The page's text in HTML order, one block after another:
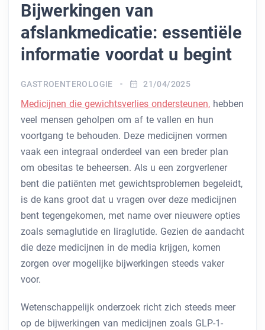
Bijwerkingen van
afslankmedicatie: essentiële
informatie voordat u begint
GASTROENTEROLOGIE 21/04/2025
Medicijnen die gewichtsverlies ondersteunen, hebben
veel mensen geholpen om af te vallen en hun
voortgang te behouden. Deze medicijnen vormen
vaak een integraal onderdeel van een breder plan
om obesitas te beheersen. Als u een zorgverlener
bent die patiënten met gewichtsproblemen begeleidt,
is de kans groot dat u vragen over deze medicijnen
bent tegengekomen, met name over nieuwere opties
zoals semaglutide en liraglutide. Gezien de aandacht
die deze medicijnen in de media krijgen, komen
zorgen over mogelijke bijwerkingen steeds vaker
voor.
Wetenschappelijk onderzoek richt zich steeds meer
op de bijwerkingen van medicijnen zoals GLP-1-